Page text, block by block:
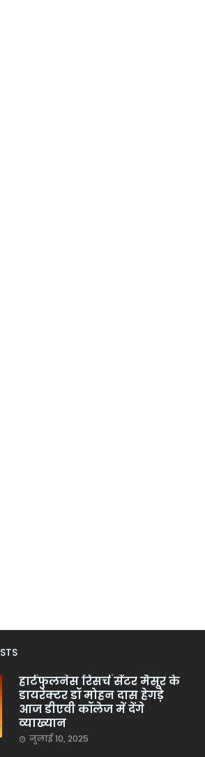
हार्टफुलनेस रिसर्च सेंटर मैसूर के
डायरेक्टर डॉ मोहन दास हेगड़े
आज डीएवी कॉलेज में देंगे
व्याख्यान
जुलाई 10, 2025